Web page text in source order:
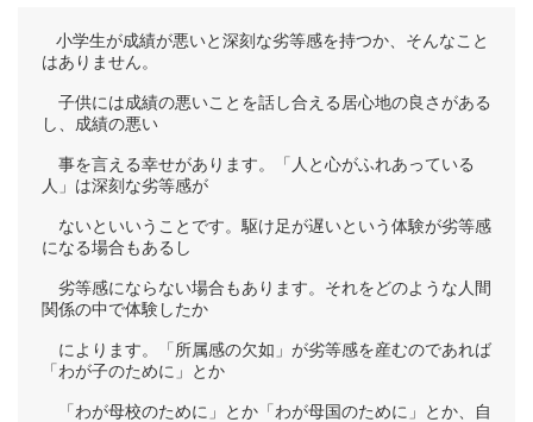
小学生が成績が悪いと深刻な劣等感を持つか、そんなこと
はありません。
子供には成績の悪いことを話し合える居心地の良さがある
し、成績の悪い
事を言える幸せがあります。「人と心がふれあっている
人」は深刻な劣等感が
ないといいうことです。駆け足が遅いという体験が劣等感
になる場合もあるし
劣等感にならない場合もあります。それをどのような人間
関係の中で体験したか
によります。「所属感の欠如」が劣等感を産むのであれば
「わが子のために」とか
「わが母校のために」とか「わが母国のために」とか、自